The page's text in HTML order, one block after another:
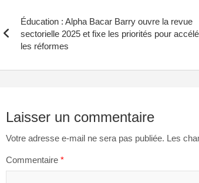
de
Éducation : Alpha Bacar Barry ouvre la revue
sectorielle 2025 et fixe les priorités pour
les réformes
Laisser un commentaire
Votre adresse e-mail ne sera pas publiée. Les
Commentaire *